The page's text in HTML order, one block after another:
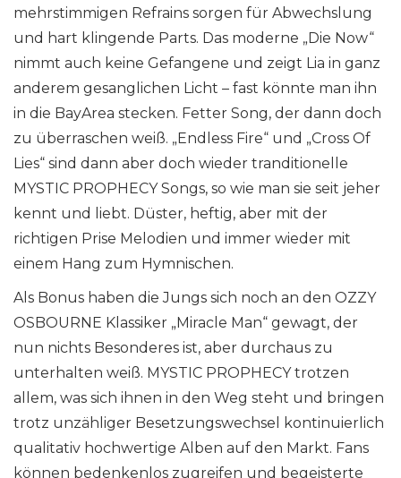
mehrstimmigen Refrains sorgen für Abwechslung
und hart klingende Parts. Das moderne „Die Now“
nimmt auch keine Gefangene und zeigt Lia in ganz
anderem gesanglichen Licht – fast könnte man ihn
in die BayArea stecken. Fetter Song, der dann doch
zu überraschen weiß. „Endless Fire“ und „Cross Of
Lies“ sind dann aber doch wieder tranditionelle
MYSTIC PROPHECY Songs, so wie man sie seit jeher
kennt und liebt. Düster, heftig, aber mit der
richtigen Prise Melodien und immer wieder mit
einem Hang zum Hymnischen.
Als Bonus haben die Jungs sich noch an den OZZY
OSBOURNE Klassiker „Miracle Man“ gewagt, der
nun nichts Besonderes ist, aber durchaus zu
unterhalten weiß. MYSTIC PROPHECY trotzen
allem, was sich ihnen in den Weg steht und bringen
trotz unzähliger Besetzungswechsel kontinuierlich
qualitativ hochwertige Alben auf den Markt. Fans
können bedenkenlos zugreifen und begeisterte